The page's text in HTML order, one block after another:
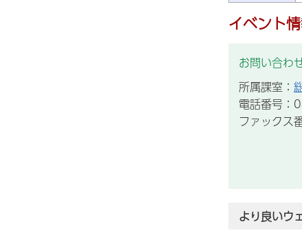
イベント
お問い合わ
所属課室：
電話番号
ファック
より良いウ